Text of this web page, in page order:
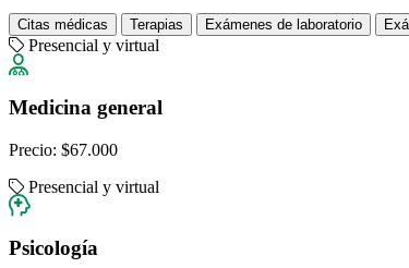
Citas médicas Terapias Exámenes de laboratorio
Presencial y virtual
Medicina general
Precio: $67.000
Presencial y virtual
Psicología